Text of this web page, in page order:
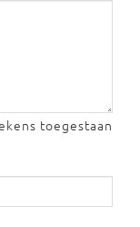
toegestaan